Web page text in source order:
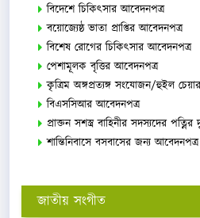
বিদেশে চিকিৎসার আবেদনপত্র
বয়োজ্যেষ্ঠ ভাতা প্রাপ্তির আবেদনপত্র
বিশেষ রোগের চিকিৎসার আবেদনপত্র
পেশামূলক বৃত্তির আবেদনপত্র
কৃত্রিম অঙ্গপ্রত্যঙ্গ সংযোজন/হুইল
বিএসসিআর আবেদনপত্র
প্রাক্তন সশস্ত্র বাহিনীর সদস্যদের
শান্তিনিবাসে বসবাসের জন্য আবেদনপত্র
জাতীয় সংগীত